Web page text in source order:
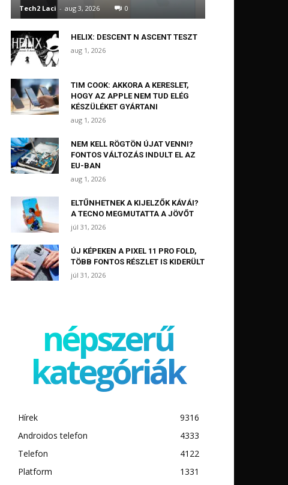
Tech2 Laci - aug 3, 2026 0
HELIX: DESCENT N ASCENT TESZT
aug 1, 2026
TIM COOK: AKKORA A KERESLET,
HOGY AZ APPLE NEM TUD ELÉG
KÉSZÜLÉKET GYÁRTANI
aug 1, 2026
NEM KELL RÖGTÖN ÚJAT VENNI?
FONTOS VÁLTOZÁS INDULT EL AZ
EU-BAN
aug 1, 2026
ELTŰNHETNEK A KIJELZŐK KÁVÁI?
A TECNO MEGMUTATTA A JÖVŐT
júl 31, 2026
ÚJ KÉPEKEN A PIXEL 11 PRO FOLD,
TÖBB FONTOS RÉSZLET IS KIDERÜLT
júl 31, 2026
népszerű
kategóriák
Hírek
9316
Androidos telefon
4333
Telefon
4122
Platform
1331